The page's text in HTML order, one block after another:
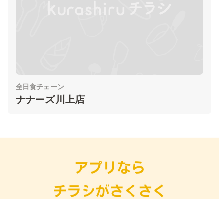
全日食チェーン
ナナーズ川上店